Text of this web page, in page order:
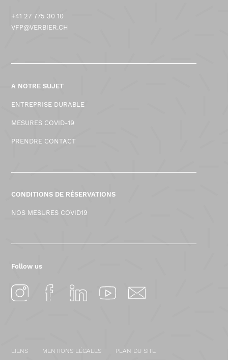
+41 27 775 30 10
VFP@VERBIER.CH
A NOTRE SUJET
ENTREPRISE DURABLE
MESURES COVID-19
PRENDRE CONTACT
CONDITIONS DE RÉSERVATIONS
NOS MESURES COVID19
Follow us
LIENS MENTIONS LÉGALES PLAN DU SITE